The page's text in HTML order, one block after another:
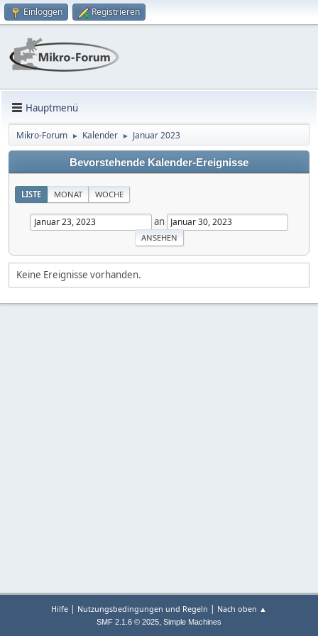
Einloggen Registrieren
Hauptmenü
Mikro-Forum ► Kalender ► Januar 2023
Bevorstehende Kalender-Ereignisse
LISTE MONAT WOCHE
an
Keine Ereignisse vorhanden.
Hilfe | Nutzungsbedingungen und Regeln | Nach oben ▲
SMF 2.1.6 © 2025, Simple Machines